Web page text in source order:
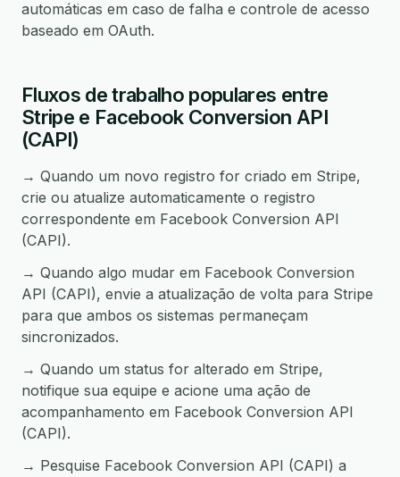
automáticas em caso de falha e controle de acesso
baseado em OAuth.
Fluxos de trabalho populares entre
Stripe e Facebook Conversion API
(CAPI)
→ Quando um novo registro for criado em Stripe,
crie ou atualize automaticamente o registro
correspondente em Facebook Conversion API
(CAPI).
→ Quando algo mudar em Facebook Conversion
API (CAPI), envie a atualização de volta para Stripe
para que ambos os sistemas permaneçam
sincronizados.
→ Quando um status for alterado em Stripe,
notifique sua equipe e acione uma ação de
acompanhamento em Facebook Conversion API
(CAPI).
→ Pesquise Facebook Conversion API (CAPI) a